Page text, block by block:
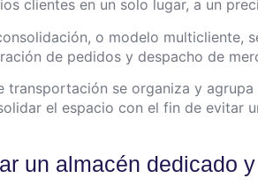
clientes en un solo lugar, a un
o modelo multicliente,
de pedidos y despacho de
transportación se organiza y
el espacio con el fin de evitar
un almacén dedicado